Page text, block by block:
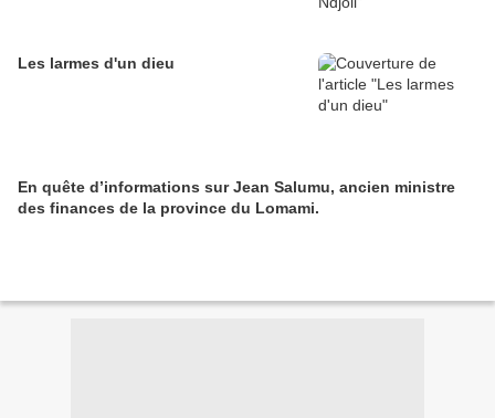
Les larmes d'un dieu
En quête d’informations sur Jean Salumu, ancien ministre
des finances de la province du Lomami.